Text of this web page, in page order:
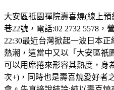
大安區祇園禪院壽喜燒(線上
巷22號，電話:02 2732 5578，
22:30最近台灣掀起一波日本
熱潮，這當中又以「大安區祇
可以用席捲來形容其熱度，身
次+)，同時也是壽喜燒愛好者